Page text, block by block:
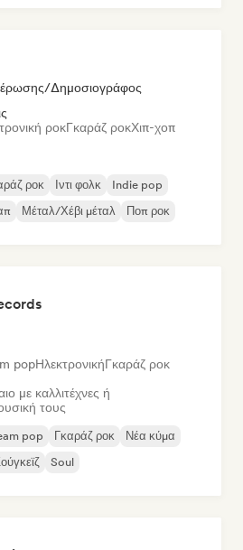
Δημοσιογράφος
ροκΓκαράζ ροκΧιπ-χοπ
ροκ Ιντι φολκ
Indie pop
Μέταλ/Χέβι μέταλ Ποπ ροκ
popΗλεκτρονικήΓκαράζ ροκ
με καλλιτέχνες ή
τους
pop Γκαράζ ροκ
Νέα κύμα
Soul